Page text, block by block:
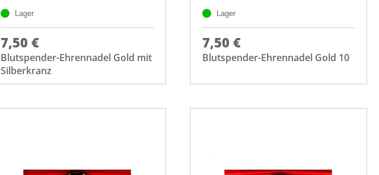
Lager
7,50 €
Blutspender-Ehrennadel Gold mit
Silberkranz
Lager
7,50 €
Blutspender-Ehrennadel Gold 10